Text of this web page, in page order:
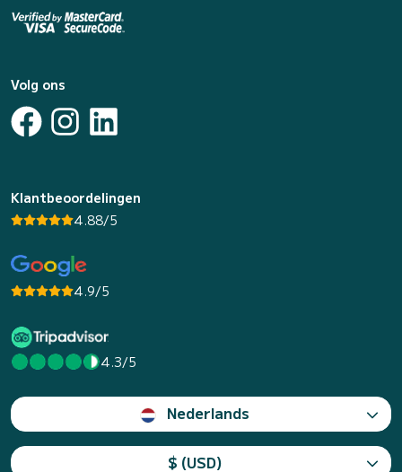
Volg ons
Klantbeoordelingen
4.88/5
4.9/5
4.3/5
Nederlands
$ (USD)